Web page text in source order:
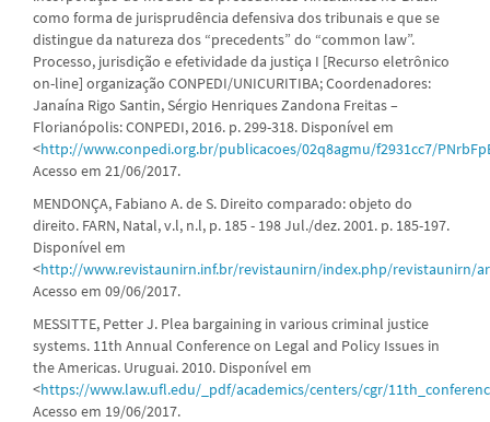
como forma de jurisprudência defensiva dos tribunais e que se
distingue da natureza dos “precedents” do “common law”.
Processo, jurisdição e efetividade da justiça I [Recurso eletrônico
on-line] organização CONPEDI/UNICURITIBA; Coordenadores:
Janaína Rigo Santin, Sérgio Henriques Zandona Freitas –
Florianópolis: CONPEDI, 2016. p. 299-318. Disponível em
<http://www.conpedi.org.br/publicacoes/02q8agmu/f2931cc7/
Acesso em 21/06/2017.
MENDONÇA, Fabiano A. de S. Direito comparado: objeto do
direito. FARN, Natal, v.l, n.l, p. 185 - 198 Jul./dez. 2001. p. 185-197.
Disponível em
<http://www.revistaunirn.inf.br/revistaunirn/index.php/revistaunirn/
Acesso em 09/06/2017.
MESSITTE, Petter J. Plea bargaining in various criminal justice
systems. 11th Annual Conference on Legal and Policy Issues in
the Americas. Uruguai. 2010. Disponível em
<https://www.law.ufl.edu/_pdf/academics/centers/cgr/
Acesso em 19/06/2017.